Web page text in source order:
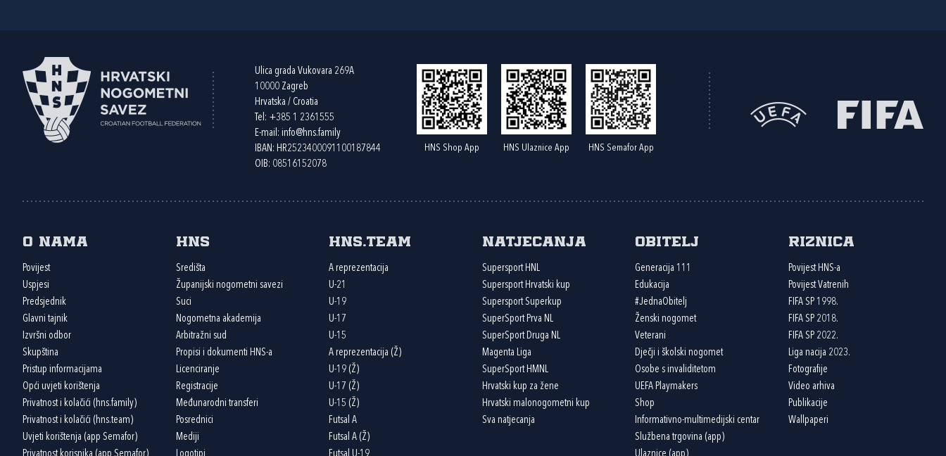
Ulica grada Vukovara 269A
10000 Zagreb
Hrvatska / Croatia
Tel: +385 1 2361555
E-mail: info@hns.family
IBAN: HR2523400091100187844
OIB: 08516152078
HNS Shop App HNS Ulaznice App HNS Semafor App
O nama
Povijest
Uspjesi
Predsjednik
Glavni tajnik
Izvršni odbor
Skupština
Pristup informacijama
Opći uvjeti korištenja
Privatnost i kolačići (hns.family)
Privatnost i kolačići (hns.team)
Uvjeti korištenja (app Semafor)
HNS
Središta
Županijski nogometni savezi
Suci
Nogometna akademija
Arbitražni sud
Propisi i dokumenti HNS-a
Licenciranje
Registracije
Međunarodni transferi
Posrednici
Mediji
HNS.team
A reprezentacija
U-21
U-19
U-17
U-15
A reprezentacija (Ž)
U-19 (Ž)
U-17 (Ž)
U-15 (Ž)
Futsal A
Futsal A (Ž)
Natjecanja
Supersport HNL
Supersport Hrvatski kup
Supersport Superkup
SuperSport Prva NL
SuperSport Druga NL
Magenta Liga
SuperSport HMNL
Hrvatski kup za žene
Hrvatski malonogometni kup
Sva natjecanja
Obitelj
Generacija 111
Edukacija
#JednaObitelj
Ženski nogomet
Veterani
Dječji i školski nogomet
Osobe s invaliditetom
UEFA Playmakers
Shop
Informativno-multimedijski centar
Službena trgovina (app)
Riznica
Povijest HNS-a
Povijest Vatrenih
FIFA SP 1998.
FIFA SP 2018.
FIFA SP 2022.
Liga nacija 2023.
Fotografije
Video arhiva
Publikacije
Wallpaperi